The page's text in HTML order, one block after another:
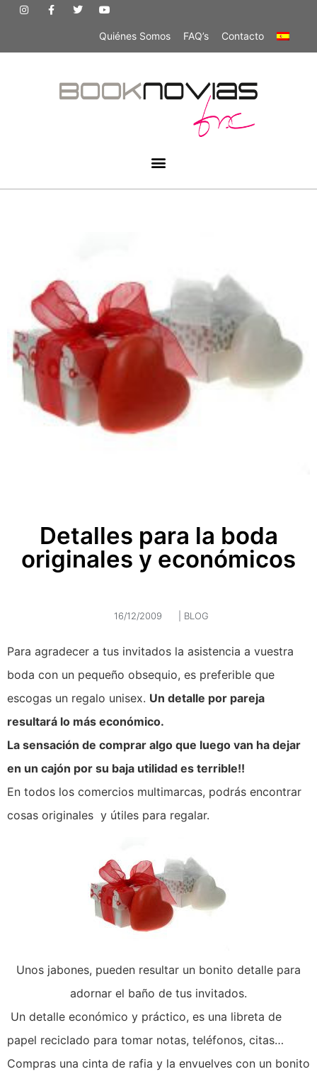
Quiénes Somos FAQ’s Contacto
Detalles para la boda
originales y económicos
16/12/2009 BLOG
Para agradecer a tus invitados la asistencia a vuestra
boda con un pequeño obsequio, es preferible que
escogas un regalo unisex. Un detalle por pareja
resultará lo más económico.
La sensación de comprar algo que luego van ha dejar
en un cajón por su baja utilidad es terrible!!
En todos los comercios multimarcas, podrás encontrar
cosas originales y útiles para regalar.
Unos jabones, pueden resultar un bonito detalle para
adornar el baño de tus invitados.
Un detalle económico y práctico, es una libreta de
papel reciclado para tomar notas, teléfonos, citas…
Compras una cinta de rafia y la envuelves con un bonito